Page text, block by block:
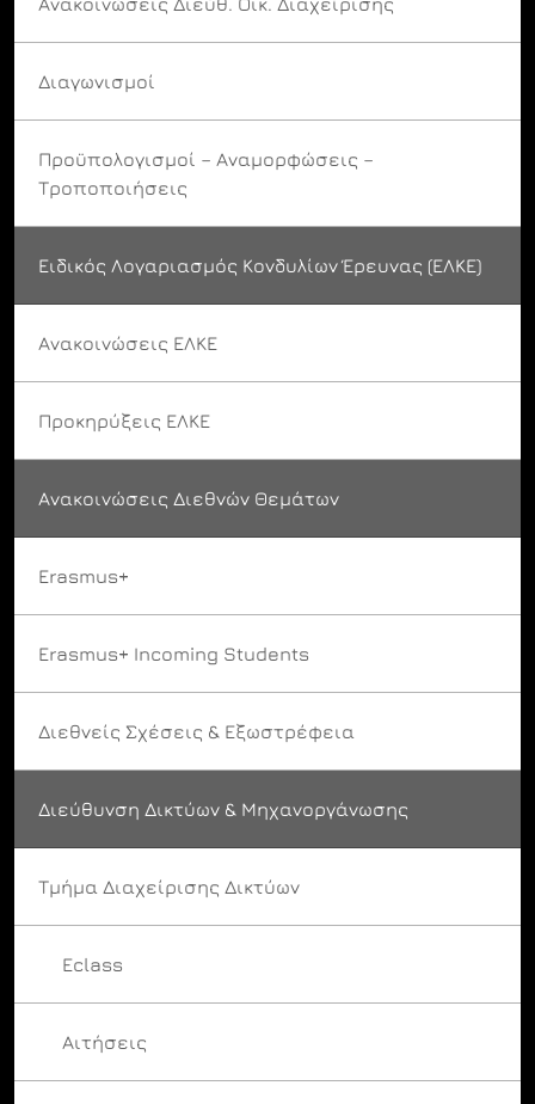
Διαγωνισμοί
Προϋπολογισμοί – Αναμορφώσεις –
Τροποποιήσεις
Ειδικός Λογαριασμός Κονδυλίων Έρευνας (ΕΛΚΕ)
Ανακοινώσεις ΕΛΚΕ
Προκηρύξεις ΕΛΚΕ
Ανακοινώσεις Διεθνών Θεμάτων
Erasmus+
Erasmus+ Incoming Students
Διεθνείς Σχέσεις & Εξωστρέφεια
Διεύθυνση Δικτύων & Μηχανοργάνωσης
Τμήμα Διαχείρισης Δικτύων
Eclass
Αιτήσεις